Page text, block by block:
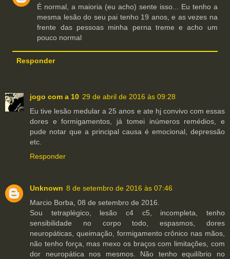
É normal, a maioria (eu acho) sente isso... Eu tenho a
mesma lesão do seu pai tenho 19 anos, e as vezes na
frente das pessoas minha perna treme e acho um
pouco normal
Responder
jogo com a 10 29 de abril de 2016 às 09:28
Eu tive lesão medular a 25 anos e ate hj convivo com essas
dores e formigamentos, já tomei inúmeros remédios, e
pude notar que a principal causa é emocional, depressão
etc.
Responder
Unknown 8 de setembro de 2016 às 07:46
Marcio Borba, 08 de setembro de 2016.
Sou tetraplégico, lesão c4 c5, incompleta, tenho
sensibilidade no corpo todo, espasmos, dores
neuropáticas, queimação, formigamento crônico nas mãos,
não tenho força, mas mexo os braços com limitações, com
dor neuropática nos mesmos. Não tenho equilíbrio no